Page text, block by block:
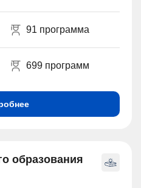
91 программа
699 программ
образования